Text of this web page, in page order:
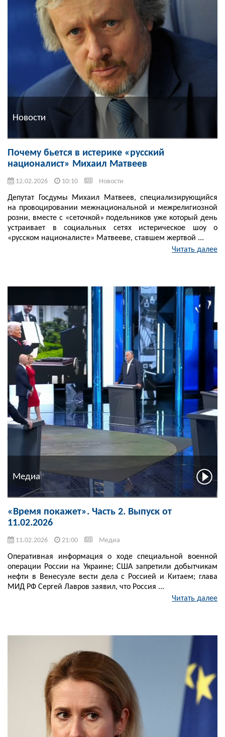
Новости
Почему бьется в истерике «русский
националист» Михаил Матвеев
12.02.2026 10:10 Новости
Депутат Госдумы Михаил Матвеев, специализирующийся
на провоцировании межнациональной и межрелигиозной
розни, вместе с «сеточкой» подельников уже который день
устраивает в социальных сетях истерическое шоу о
«русском националисте» Матвееве, ставшем жертвой ...
Читать далее
Медиа
«Время покажет». Часть 2. Выпуск от
11.02.2026
11.02.2026 21:00 Медиа
Оперативная информация о ходе специальной военной
операции России на Украине; США запретили добытчикам
нефти в Венесуэле вести дела с Россией и Китаем; глава
МИД РФ Сергей Лавров заявил, что Россия ...
Читать далее